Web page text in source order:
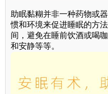
助眠黏糊并非一种药物或
惯和环境来促进睡眠的方
间，避免在睡前饮酒或喝
和安静等等。